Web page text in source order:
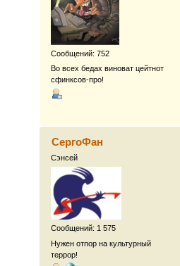
Сообщений: 752
Во всех бедах виноват цейтнот
сфинксов-про!
СергоФан
Сэнсей
Сообщений: 1 575
Нужен отпор на культурный
террор!